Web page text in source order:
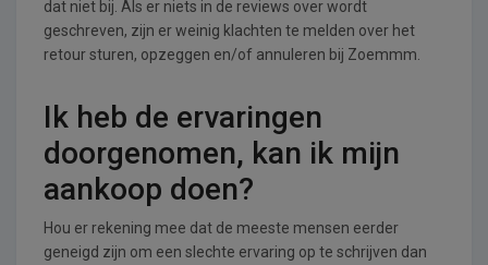
dat niet bij. Als er niets in de reviews over wordt
geschreven, zijn er weinig klachten te melden over het
retour sturen, opzeggen en/of annuleren bij Zoemmm.
Ik heb de ervaringen
doorgenomen, kan ik mijn
aankoop doen?
Hou er rekening mee dat de meeste mensen eerder
geneigd zijn om een slechte ervaring op te schrijven dan